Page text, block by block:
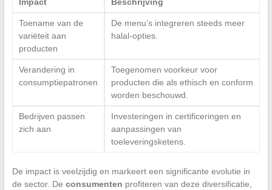
Impact Beschrijving
Toename van de
variëteit aan
producten
De menu’s integreren steeds meer
halal-opties.
Verandering in
consumptiepatronen
Toegenomen voorkeur voor
producten die als ethisch en conform
worden beschouwd.
Bedrijven passen
zich aan
Investeringen in certificeringen en
aanpassingen van
toeleveringsketens.
De impact is veelzijdig en markeert een significante evolutie in
de sector. De consumenten profiteren van deze diversificatie,